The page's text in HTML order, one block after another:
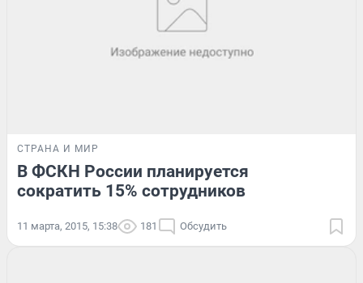
СТРАНА И МИР
В ФСКН России планируется
сократить 15% сотрудников
11 марта, 2015, 15:38 181 Обсудить